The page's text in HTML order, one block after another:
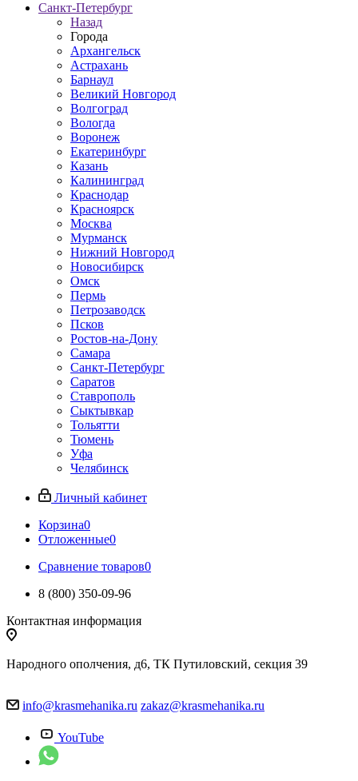
Санкт-Петербург
Назад
Города
Архангельск
Астрахань
Барнаул
Великий Новгород
Волгоград
Вологда
Воронеж
Екатеринбург
Казань
Калининград
Краснодар
Красноярск
Москва
Мурманск
Нижний Новгород
Новосибирск
Омск
Пермь
Петрозаводск
Псков
Ростов-на-Дону
Самара
Санкт-Петербург
Саратов
Ставрополь
Сыктывкар
Тольятти
Тюмень
Уфа
Челябинск
Личный кабинет
Корзина0
Отложенные0
Сравнение товаров0
8 (800) 350-09-96
Контактная информация
Народного ополчения, д6, ТК Путиловский, секция 39
info@krasmehanika.ru zakaz@krasmehanika.ru
YouTube